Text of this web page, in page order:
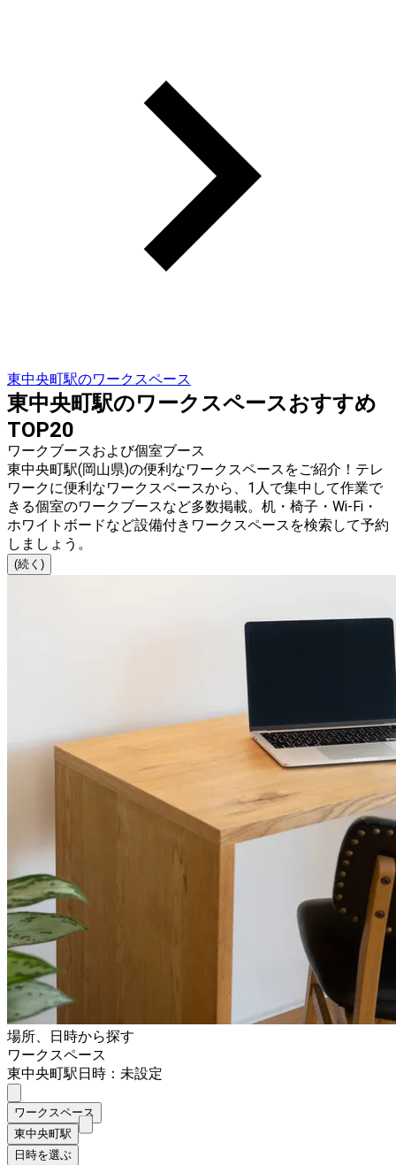
東中央町駅のワークスペース
東中央町駅のワークスペースおすすめ
TOP20
ワークブースおよび個室ブース
東中央町駅(岡山県)の便利なワークスペースをご紹介！テレ
ワークに便利なワークスペースから、1人で集中して作業で
きる個室のワークブースなど多数掲載。机・椅子・Wi-Fi・
ホワイトボードなど設備付きワークスペースを検索して予約
しましょう。
(続く)
場所、日時から探す
ワークスペース
東中央町駅日時：未設定
ワークスペース
東中央町駅
日時を選ぶ